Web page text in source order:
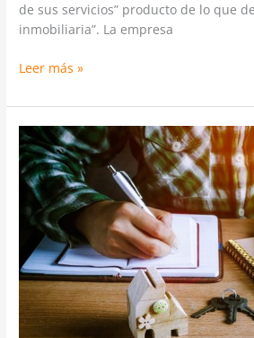
de sus servicios” producto de lo que
inmobiliaria”. La empresa
Leer más »
A
partir
del
de
Enero,
todos
los
servicios
de